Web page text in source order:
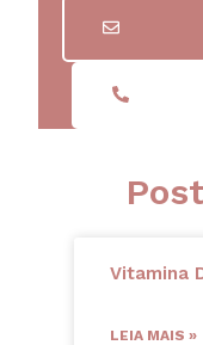
Vitamina
LEIA MAIS »